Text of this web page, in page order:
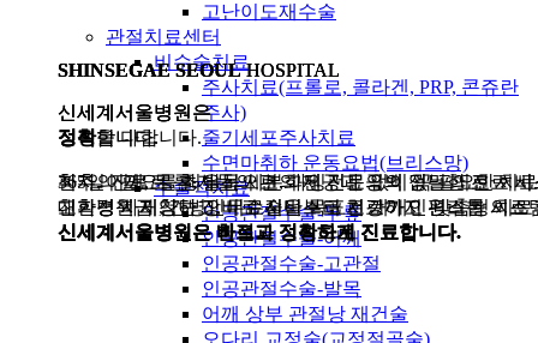
고난이도재수술
관절치료센터
비수술치료
주사치료(프롤로, 콜라겐, PRP, 콘쥬란
주사)
줄기세포주사치료
수면마취하 운동요법(브리스망)
수술적치료
인공관절수술-무릎
인공관절수술-어깨
인공관절수술-고관절
인공관절수술-발목
어깨 상부 관절낭 재건술
SHINSEGAE SEOULHOSPITAL
신세계서울병원은
정직합니다.
환자의 필요를 최우선으로, 과잉진료 없이 꼭 필요한 치료
고가정책 지양하고, 비수술을 목표로 개개인 맞춤형 치료
신세계서울병원은 바르고 정직하게 진료합니다.
SHINSEGAE SEOULHOSPITAL
신세계서울병원은
정확합니다.
척추, 어깨, 무릎, 발목 세분화된 전문의의 정밀한 진료 시
대학병원급 첨단 장비로 진단부터 치료까지 원스톱 시스
신세계서울병원은 빠르고 정확하게 진료합니다.
SHINSEGAE SEOULHOSPITAL
신세계서울병원은
정성을 다합니다.
365일 진료로, 환자들의 편의 제공과 공백 없는 의료 서비
친환경 자재, 간병인무료서비스로 건강하고 편리한 의료
신세계서울병원은 친절과 정성으로 진료합니다.